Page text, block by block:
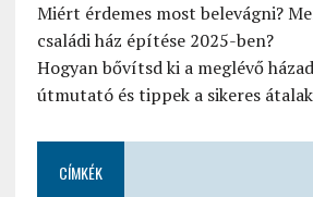
Miért érdemes most belevágni?
családi ház építése 2025-ben?
Hogyan bővítsd ki a meglévő
útmutató és tippek a sikeres
CÍMKÉK